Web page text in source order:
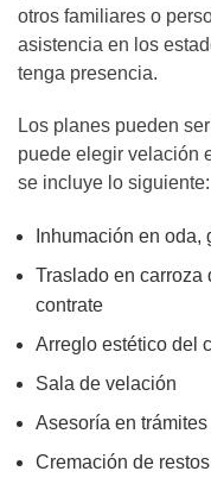
otros familiares o
asistencia en los
tenga presencia.
Los planes pueden
puede elegir velación
se incluye lo siguiente:
Inhumación en oda,
Traslado en carroza
contrate
Arreglo estético del
Sala de velación
Asesoría en
Cremación de